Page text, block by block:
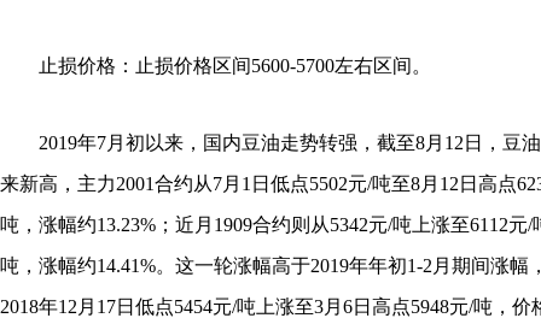
止损价格：止损价格区间5600-5700左右区间。
2019年7月初以来，国内豆油走势转强，截至8月12日，豆
来新高，主力2001合约从7月1日低点5502元/吨至8月12日高点
吨，涨幅约13.23%；近月1909合约则从5342元/吨上涨至6112元
吨，涨幅约14.41%。这一轮涨幅高于2019年年初1-2月期间涨幅
2018年12月17日低点5454元/吨上涨至3月6日高点5948元/吨，